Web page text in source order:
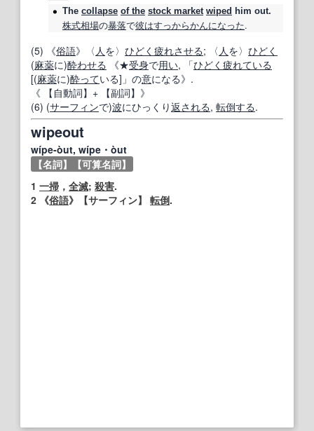
The collapse of the stock market wiped him out.
株式相場の暴落で彼はすっからかんになった.
(5) 《俗語》〈 人 を〉 ひどく疲れさせる; 〈 人 を〉 ひどく
(麻薬に)酔わせる 《★受身で用い, 「ひどく疲れている
[(麻薬に)酔っている]」の意になる》.
《
【自動詞】 + 【副詞】 》
(6) (サーフィンで)波にひっくり返される, 転倒する.
wipeout
wípe‐òut, wípe・òut
【名詞】
【可算名詞】
1 一掃 ， 全滅; 殺害.
2 《俗語》 【サーフィン】 転倒.